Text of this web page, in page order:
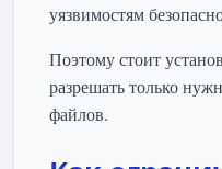
уязвимостям
Поэтому стоит
разрешать только
файлов.